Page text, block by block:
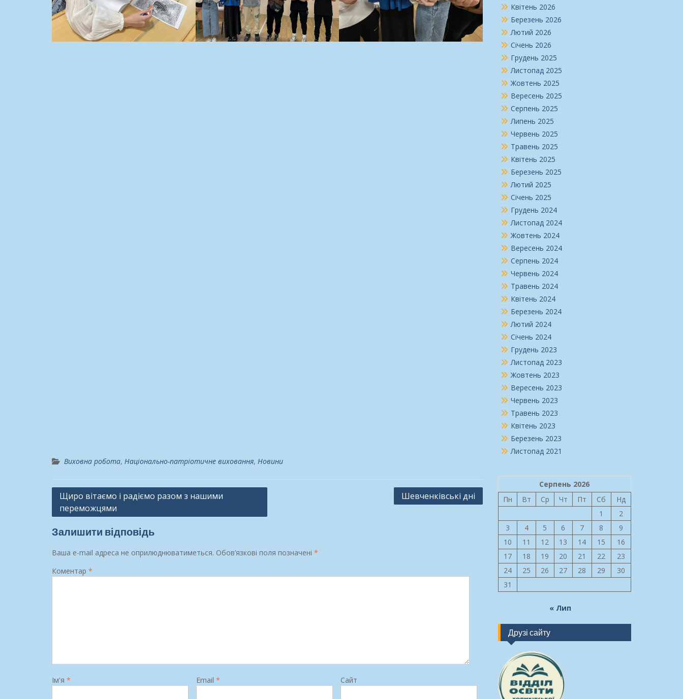
Виховна робота, Національно-патріотичне виховання, Новини
Навігація
записів
Щиро вітаємо і радіємо разом з нашими
переможцями
Шевченківські дні
Залишити відповідь
Ваша e-mail адреса не оприлюднюватиметься. Обов’язкові поля позначені *
Коментар *
Ім'я * Email * Сайт
Квітень 2026
Березень 2026
Лютий 2026
Січень 2026
Грудень 2025
Листопад 2025
Жовтень 2025
Вересень 2025
Серпень 2025
Липень 2025
Червень 2025
Травень 2025
Квітень 2025
Березень 2025
Лютий 2025
Січень 2025
Грудень 2024
Листопад 2024
Жовтень 2024
Вересень 2024
Серпень 2024
Червень 2024
Травень 2024
Квітень 2024
Березень 2024
Лютий 2024
Січень 2024
Грудень 2023
Листопад 2023
Жовтень 2023
Вересень 2023
Червень 2023
Травень 2023
Квітень 2023
Березень 2023
Листопад 2021
Серпень 2026
Пн
Вт Ср Чт Пт Сб
Нд
1
2
3
4 5 6 7 8
9
10
11 12 13 14 15
16
17
18 19 20 21 22
23
24
25 26 27 28 29
30
31
« Лип
Друзі сайту